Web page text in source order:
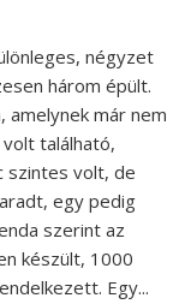
négyzet
három épült.
amelynek már nem
volt található,
szintes volt, de
egy pedig
szerint az
készült, 1000
Egy...